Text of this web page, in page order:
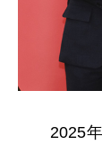
2025